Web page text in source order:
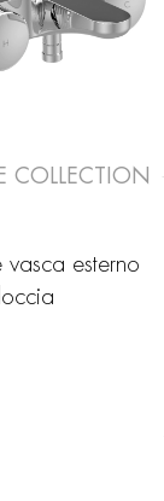
COLLECTION
vasca esterno